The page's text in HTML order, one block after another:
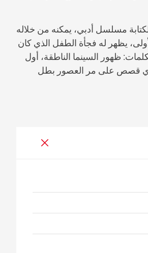
مسلسل أدبي، يمكنه من خلاله
يظهر له فجأة الطفل الذي كان
ظهور السينما الناطقة، أول
راوي قصص على مر العصور بطل